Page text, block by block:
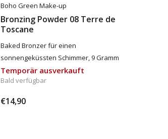
Boho Green Make-up
Bronzing Powder 08 Terre de
Toscane
Baked Bronzer für einen
sonnengeküssten Schimmer, 9 Gramm
Temporär ausverkauft
Bald verfügbar
€14,90